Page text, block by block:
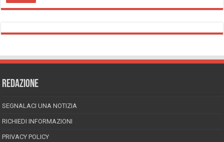
REDAZIONE
SEGNALACI UNA NOTIZIA
RICHIEDI INFORMAZIONI
PRIVACY POLICY